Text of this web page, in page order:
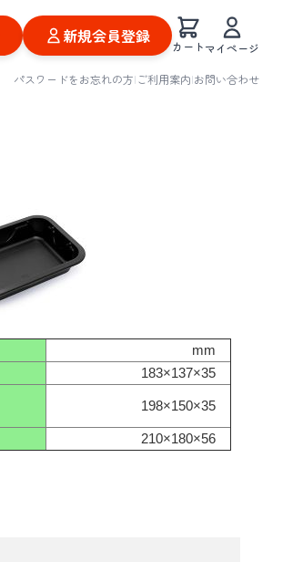
新規会員登録 カートマイページ
パスワードをお忘れの方|ご利用案内|お問い合わせ
mm
183×137×35
198×150×35
210×180×56